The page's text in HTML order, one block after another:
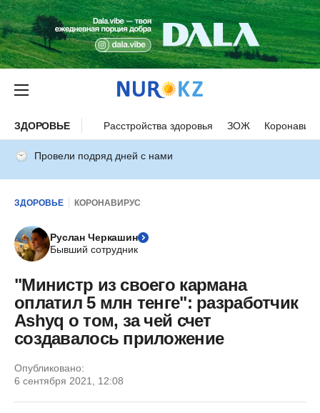
ЗДОРОВЬЕ Расстройства здоровья ЗОЖ
Провели подряд дней с нами
ЗДОРОВЬЕ КОРОНАВИРУС
Руслан Черкашин
Бывший сотрудник
"Министр из своего кармана
оплатил 5 млн тенге": разработчик
Ashyq о том, за чей счет
создавалось приложение
Опубликовано:
6 сентября 2021, 12:08